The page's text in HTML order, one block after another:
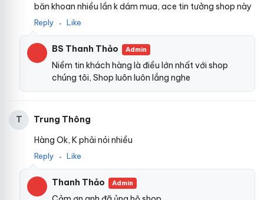
băn khoan nhiều lần k dám mua, ace tin tưởng shop này
Reply ● Like
BS Thanh Thảo Admin
Niềm tin khách hàng là điều lớn nhất với shop
chúng tôi, Shop luôn luôn lắng nghe
T
Trung Thông
Hàng Ok, K phải nói nhiều
Reply ● Like
Thanh Thảo Admin